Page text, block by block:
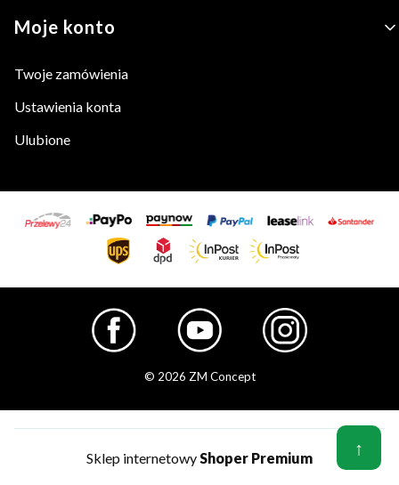
Moje konto
Twoje zamówienia
Ustawienia konta
Ulubione
© 2026 ZM Concept
Sklep internetowy Shoper Premium ↑